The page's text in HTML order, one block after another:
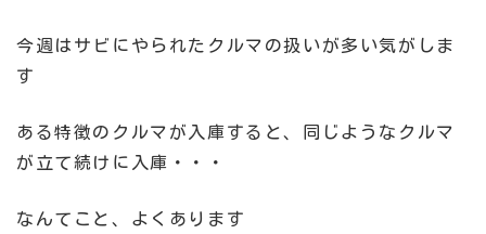
今週はサビにやられたクルマの扱いが多い気がしま
す
ある特徴のクルマが入庫すると、同じようなクルマ
が立て続けに入庫・・・
なんてこと、よくあります